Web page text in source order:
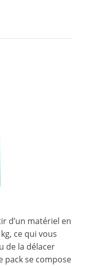
d’un matériel en
ce qui vous
de la délacer
pack se compose